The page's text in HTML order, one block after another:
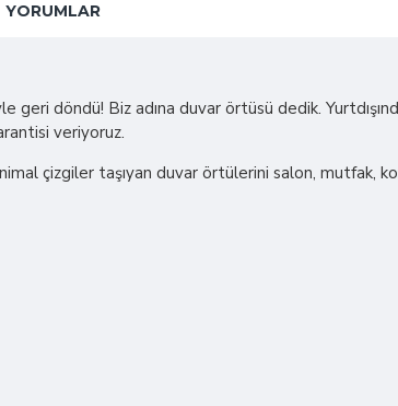
YORUMLAR
geri döndü! Biz adına duvar örtüsü dedik.
veriyoruz.
çizgiler taşıyan duvar örtülerini salon, mutfak,